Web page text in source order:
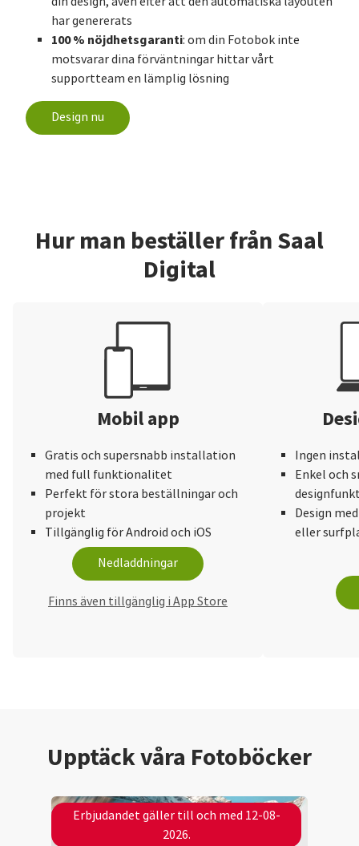
har genererats
100 % nöjdhetsgaranti: om din Fotobok inte
motsvarar dina förväntningar hittar vårt
supportteam en lämplig lösning
Design nu
Hur man beställer från Saal
Digital
Mobil app
Gratis och supersnabb installation
med full funktionalitet
Perfekt för stora beställningar och
projekt
Tillgänglig för Android och iOS
Nedladdningar
Finns även tillgänglig i App Store
Ingen
Enkel och
Design
eller
Upptäck våra Fotoböcker
Erbjudandet gäller till och med 12-08-
2026.